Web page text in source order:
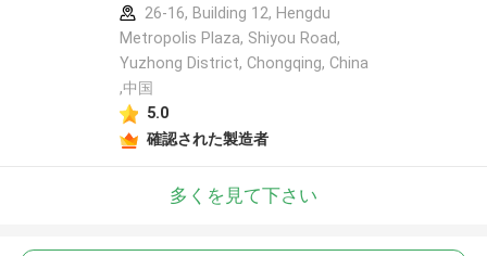
26-16, Building 12, Hengdu
Metropolis Plaza, Shiyou Road,
Yuzhong District, Chongqing, China
,中国
5.0
確認された製造者
多くを見て下さい